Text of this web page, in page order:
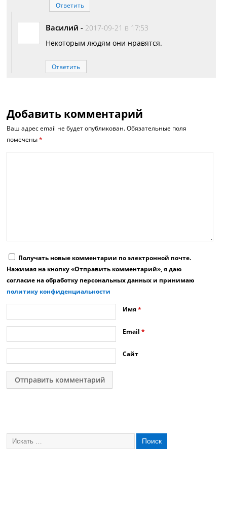
Ответить
Василий - 2017-09-21 в 17:53
Некоторым людям они нравятся.
Ответить
Добавить комментарий
Ваш адрес email не будет опубликован. Обязательные поля
помечены*
Получать новые комментарии по электронной почте.
Нажимая на кнопку «Отправить комментарий», я даю
согласие на обработку персональных данных и принимаю
политику конфиденциальности
Имя*
Email*
Сайт